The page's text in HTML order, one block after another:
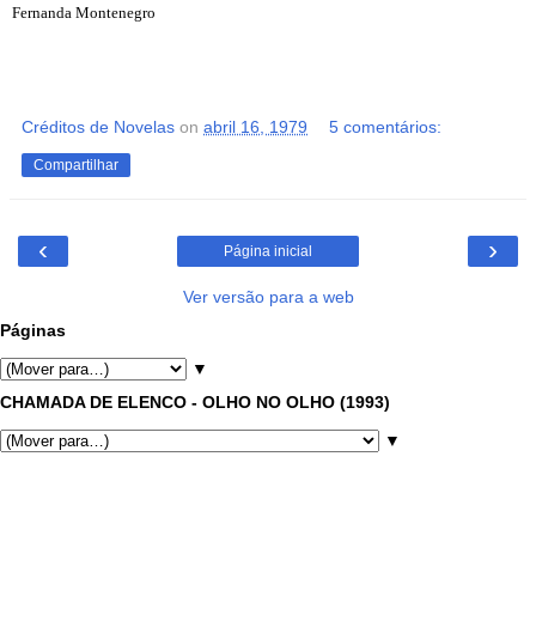
Fernanda Montenegro
Créditos de Novelas on abril 16, 1979 5 comentários:
Compartilhar
‹ ›
Página inicial
Ver versão para a web
Páginas
▼
CHAMADA DE ELENCO - OLHO NO OLHO (1993)
▼